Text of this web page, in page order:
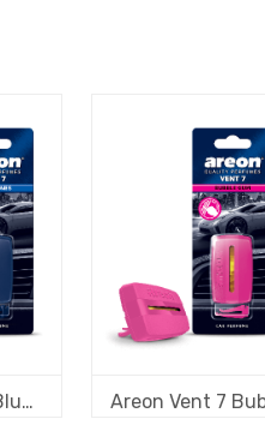
Areon Vent 7 Blue Stones